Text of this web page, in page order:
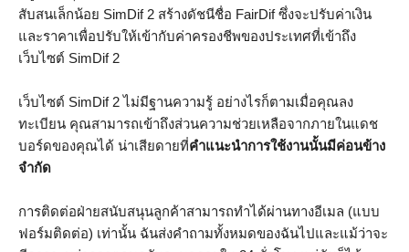
สับสนเล็กน้อย SimDif 2 สร้างดัชนีชื่อ FairDif ซึ่งจะปรับค่าเงิน
และราคาเพื่อปรับให้เข้ากับค่าครองชีพของประเทศที่เข้าถึง
เว็บไซต์ SimDif 2
เว็บไซต์ SimDif 2 ไม่มีฐานความรู้ อย่างไรก็ตามเมื่อคุณลง
ทะเบียน คุณสามารถเข้าถึงส่วนความช่วยเหลือจากภายในแดช
บอร์ดของคุณได้ น่าเสียดายที่คำแนะนำการใช้งานนั้นมีค่อนข้าง
จำกัด
การติดต่อฝ่ายสนับสนุนลูกค้าสามารถทำได้ผ่านทางอีเมล (แบบ
ฟอร์มติดต่อ) เท่านั้น ฉันส่งคำถามทั้งหมดของฉันไปและแม้ว่าจะ